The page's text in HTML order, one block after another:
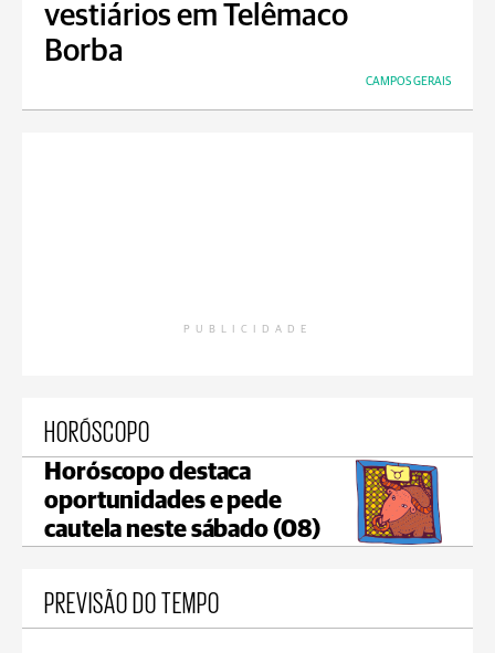
vestiários em Telêmaco
Borba
CAMPOS GERAIS
PUBLICIDADE
HORÓSCOPO
Horóscopo destaca
oportunidades e pede
cautela neste sábado (08)
PREVISÃO DO TEMPO